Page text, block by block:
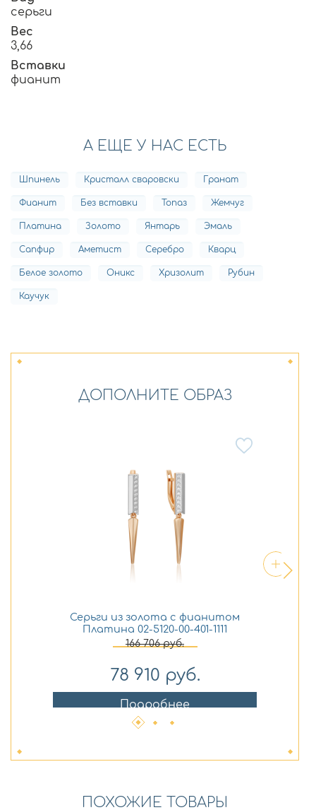
серьги
Вес
3,66
Вставки
фианит
А ЕЩЕ У НАС ЕСТЬ
Шпинель Кристалл сваровски Гранат
Фианит Без вставки Топаз Жемчуг
Платина Золото Янтарь Эмаль
Сапфир Аметист Серебро Кварц
Белое золото Оникс Хризолит Рубин
Каучук
ДОПОЛНИТЕ ОБРАЗ
Серьги из золота с фианитом
Платина 02-5120-00-401-1111
166 706руб.
78 910 руб.
Подробнее
ПОХОЖИЕ ТОВАРЫ